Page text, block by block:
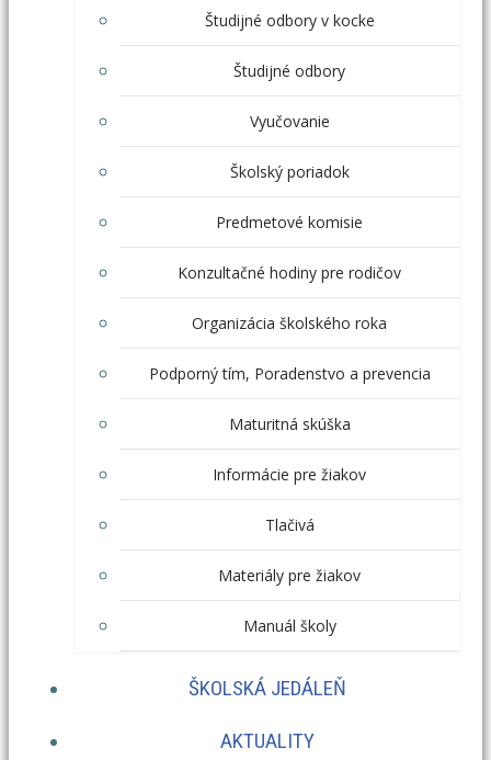
Študijné odbory v kocke
Študijné odbory
Vyučovanie
Školský poriadok
Predmetové komisie
Konzultačné hodiny pre rodičov
Organizácia školského roka
Podporný tím, Poradenstvo a prevencia
Maturitná skúška
Informácie pre žiakov
Tlačivá
Materiály pre žiakov
Manuál školy
ŠKOLSKÁ JEDÁLEŇ
AKTUALITY